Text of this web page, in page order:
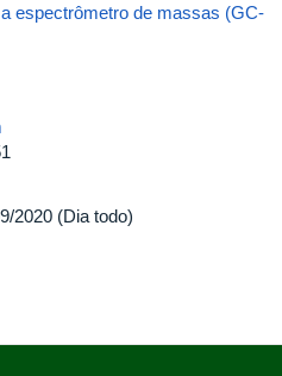
espectrômetro de massas (GC-
2020 (Dia todo)